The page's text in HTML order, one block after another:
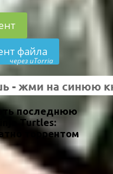
файла
через uTorria
последнюю
Turtles:
торрентом